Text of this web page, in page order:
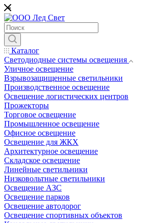
Каталог
Светодиодные системы освещения
Уличное освещение
Взрывозащищенные светильники
Производственное освещение
Освещение логистических центров
Прожекторы
Торговое освещение
Промышленное освещение
Офисное освещение
Освещение для ЖКХ
Архитектурное освещение
Складское освещение
Линейные светильники
Низковольтные светильники
Освещение АЗС
Освещение парков
Освещение автодорог
Освещение спортивных объектов
*